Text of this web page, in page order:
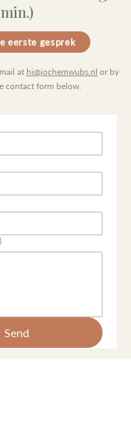
min.)
eerste gesprek
at hi@jochemwubs.nl or by
contact form below.
Send